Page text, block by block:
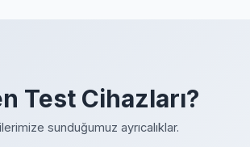
Test Cihazları?
sunduğumuz ayrıcalıklar.